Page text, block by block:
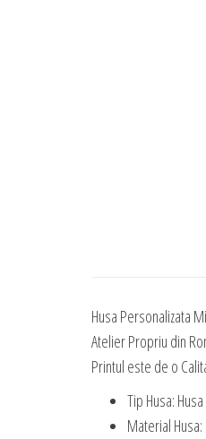
Husa Personalizata
Atelier Propriu din
Printul este de o
Tip Husa:
Material